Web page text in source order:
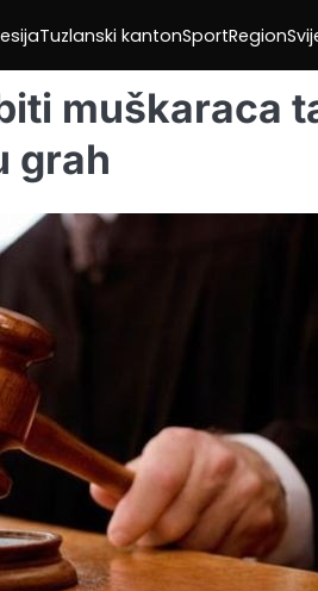
Tuzlanski kantonSportRegion
muškaraca
grah